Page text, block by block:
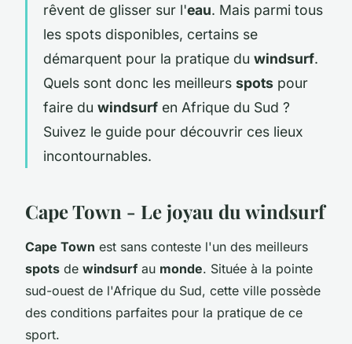
rêvent de glisser sur l'eau. Mais parmi tous
les spots disponibles, certains se
démarquent pour la pratique du windsurf.
Quels sont donc les meilleurs spots pour
faire du windsurf en Afrique du Sud ?
Suivez le guide pour découvrir ces lieux
incontournables.
Cape Town - Le joyau du windsurf
Cape Town est sans conteste l'un des meilleurs
spots de windsurf au monde. Située à la pointe
sud-ouest de l'Afrique du Sud, cette ville possède
des conditions parfaites pour la pratique de ce
sport.